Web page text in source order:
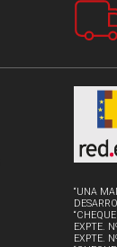
“UNA
EXPTE.
EXPTE.